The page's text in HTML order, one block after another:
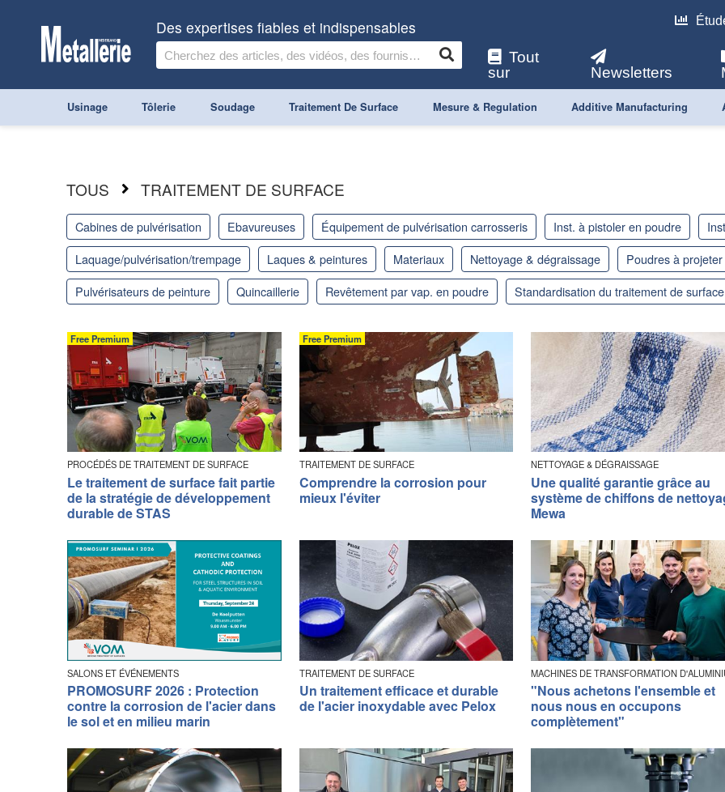
Des expertises fiables et indispensables
Tout
sur
Newsletters
Usinage Tôlerie Soudage Traitement De Surface Mesure & Regulation Additive Manufacturing
TOUS TRAITEMENT DE SURFACE
cabines de pulvérisation ebavureuses équipement de pulvérisation carrosseris inst. à pistoler en poudre
laquage/pulvérisation/trempage
laques & peintures materiaux nettoyage & dégraissage
poudres à projeter
pulvérisateurs de peinture
quincaillerie revêtement par vap. en poudre standardisation du traitement de surface
Free Premium
PROCÉDÉS DE TRAITEMENT DE SURFACE
Le traitement de surface fait partie
de la stratégie de développement
durable de STAS
Free Premium
TRAITEMENT DE SURFACE
Comprendre la corrosion pour
mieux l'éviter
NETTOYAGE & DÉGRAISSAGE
Une qualité garantie grâce au
système de chiffons de
Mewa
SALONS ET ÉVÉNEMENTS
PROMOSURF 2026 : Protection
contre la corrosion de l'acier dans
le sol et en milieu marin
TRAITEMENT DE SURFACE
Un traitement efficace et durable
de l'acier inoxydable avec Pelox
MACHINES DE TRANSFORMATION
"Nous achetons l'ensemble et
nous nous en occupons
complètement"